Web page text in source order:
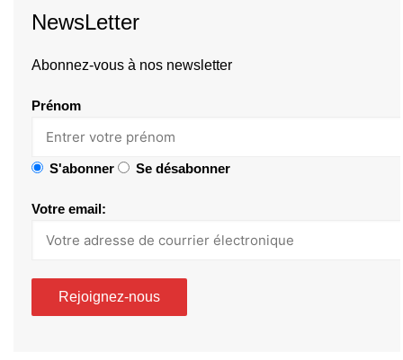
NewsLetter
Abonnez-vous à nos newsletter
Prénom
S'abonner Se désabonner
Votre email: